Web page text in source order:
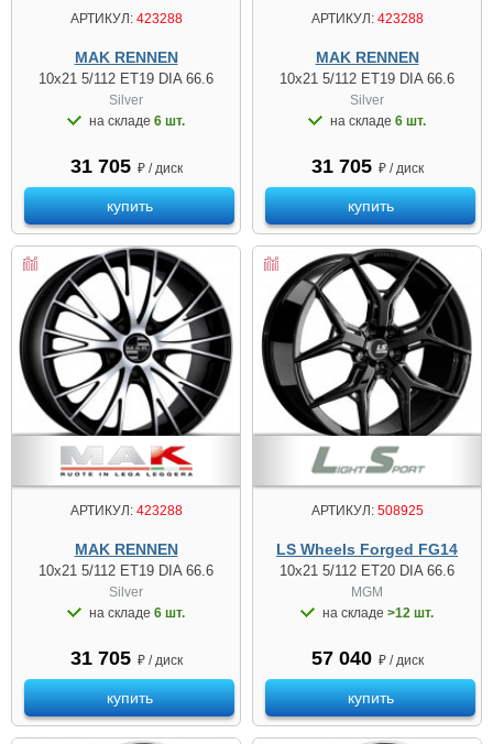
АРТИКУЛ:423288
MAK RENNEN
10x21 5/112 ET19 DIA 66.6
Silver
на складе 6 шт.
31 705 ₽ / диск
купить
АРТИКУЛ:423288
MAK RENNEN
10x21 5/112 ET19 DIA 66.6
Silver
на складе 6 шт.
31 705 ₽ / диск
купить
АРТИКУЛ:423288
MAK RENNEN
10x21 5/112 ET19 DIA 66.6
Silver
на складе 6 шт.
31 705 ₽ / диск
купить
АРТИКУЛ:508925
LS Wheels Forged FG14
10x21 5/112 ET20 DIA 66.6
MGM
на складе >12 шт.
57 040 ₽ / диск
купить